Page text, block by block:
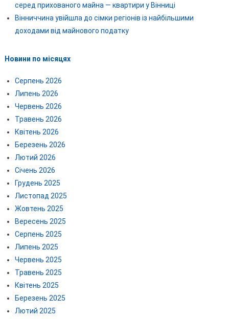
серед прихованого майна — квартири у Вінниці
Вінниччина увійшла до сімки регіонів із найбільшими
доходами від майнового податку
Новини по місяцях
Серпень 2026
Липень 2026
Червень 2026
Травень 2026
Квітень 2026
Березень 2026
Лютий 2026
Січень 2026
Грудень 2025
Листопад 2025
Жовтень 2025
Вересень 2025
Серпень 2025
Липень 2025
Червень 2025
Травень 2025
Квітень 2025
Березень 2025
Лютий 2025